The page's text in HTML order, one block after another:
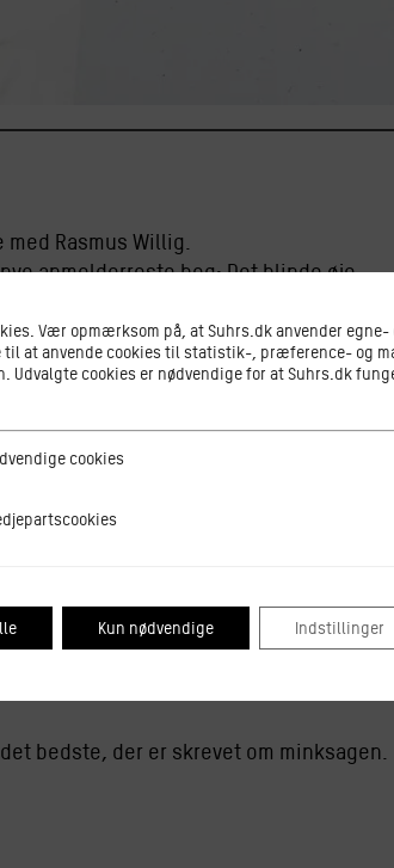
Rasmus Willig.
anmelderroste bog: Det blinde øje.
af sproglig præcision, af
essay og graverjournalistik, og
bedste, der er skrevet om minksagen.
Vær opmærksom på, at Suhrs.dk anvender
til at anvende cookies til statistik-, præference- og
Udvalgte cookies er nødvendige for at Suhrs.dk
cookiescookies
Kun nødvendige Indstillinger